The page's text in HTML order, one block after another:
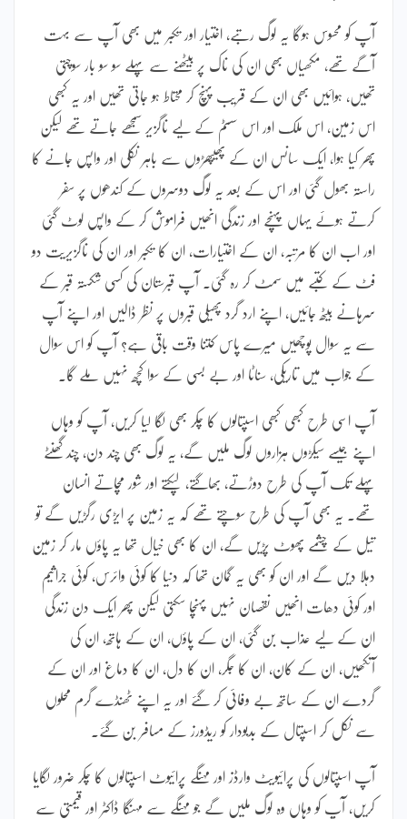
آپ کو محسوس ہوگا یہ لوگ رتبے، اختیار اور تکبر میں بھی آپ سے بہت
آگے تھے، مکھیاں بھی ان کی ناک پر بیٹھنے سے پہلے سو سو بار سوچتی
تھیں، ہوائیں بھی ان کے قریب پہنچ کر محتاط ہو جاتی تھیں اور یہ کبھی
اس زمین، اس ملک اور اس سسٹم کے لیے ناگزیر سمجھے جاتے تھے لیکن
پھر کیا ہوا، ایک سانس ان کے پھیپھڑوں سے باہر نکلی اور واپس جانے کا
راستہ بھول گئی اور اس کے بعد یہ لوگ دوسروں کے کندھوں پر سفر
کرتے ہوئے یہاں پہنچے اور زندگی انھیں فراموش کر کے واپس لوٹ گئی
اور اب ان کا مرتبہ، ان کے اختیارات، ان کا تکبر اور ان کی ناگزیریت دو
فٹ کے کتبے میں سمٹ کر رہ گئی۔ آپ قبرستان کی کسی شکستہ قبر کے
سرہانے بیٹھ جائیں، اپنے ارد گرد پھیلی قبروں پر نظر ڈالیں اور اپنے آپ
سے یہ سوال پوچھیں میرے پاس کتنا وقت باقی ہے؟ آپ کو اس سوال
کے جواب میں تاریکی، سناٹا اور بے بسی کے سوا کچھ نہیں ملے گا۔
آپ اسی طرح کبھی کبھی اسپتالوں کا چکر بھی لگا لیا کریں، آپ کو وہاں
اپنے جیسے سیکڑوں ہزاروں لوگ ملیں گے، یہ لوگ بھی چند دن، چند گھنٹے
پہلے تک آپ کی طرح دوڑتے، بھاگتے، لپکتے اور شور مچاتے انسان
تھے۔ یہ بھی آپ کی طرح سوچتے تھے کہ یہ زمین پر ایڑی رگڑیں گے تو
تیل کے چشمے پھوٹ پڑیں گے، ان کا بھی خیال تھا یہ پاؤں مار کر زمین
دہلا دیں گے اور ان کو بھی یہ گمان تھا کہ دنیا کا کوئی وائرس، کوئی جراثیم
اور کوئی دھات انھیں نقصان نہیں پہنچا سکتی لیکن پھر ایک دن زندگی
ان کے لیے عذاب بن گئی، ان کے پاؤں، ان کے ہاتھ، ان کی
آنکھیں، ان کے کان، ان کا جگر، ان کا دل، ان کا دماغ اور ان کے
گردے ان کے ساتھ بے وفائی کر گئے اور یہ اپنے ٹھنڈے گرم محلوں
سے نکل کر اسپتال کے بدبودار کو ریڈورز کے مسافر بن گئے۔
آپ اسپتالوں کی پرائیویٹ وارڈز اور مہنگے پرائیوٹ اسپتالوں کا چکر ضرور لگایا
کریں، آپ کو وہاں وہ لوگ ملیں گے جو مہنگے سے مہنگا ڈاکٹر اور قیمتی سے